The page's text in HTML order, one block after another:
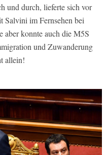
und durch, lieferte sich vor
Salvini im Fernsehen bei
konnte auch die M5S
und Zuwanderung
allein!